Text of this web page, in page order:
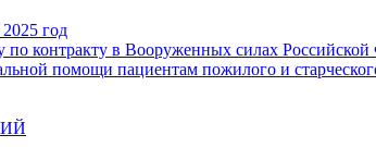
год
контракту в Вооруженных силах Российской
помощи пациентам пожилого и